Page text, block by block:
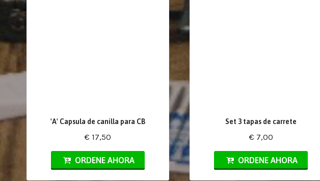
'A' Capsula de canilla para CB
€ 17,50
ORDENE AHORA
Set 3 tapas de carrete
€ 7,00
ORDENE AHORA